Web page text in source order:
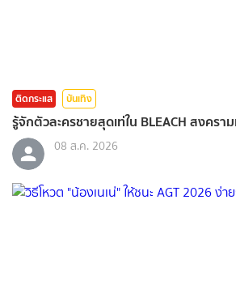
ติดกระแส บันเทิง
รู้จักตัวละครชายสุดเท่ใน BLEACH สงครา
08 ส.ค. 2026